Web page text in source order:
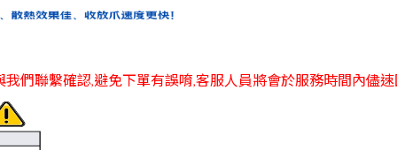
們聯繫確認,避免下單有誤唷,客服人員將會於服務時間內儘